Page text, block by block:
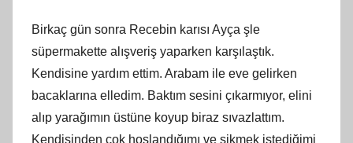
Birkaç gün sonra Recebin karısı Ayça şle
süpermakette alışveriş yaparken karşılaştık.
Kendisine yardım ettim. Arabam ile eve gelirken
bacaklarına elledim. Baktım sesini çıkarmıyor, elini
alıp yarağımın üstüne koyup biraz sıvazlattım.
Kendisinden çok hoşlandığımı ve sikmek istediğimi